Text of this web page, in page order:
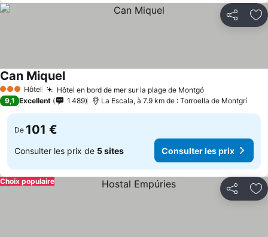
Partager
3 ÉtoilesHôtel Hôtel en bord de mer sur la plage de Montgó
Can Miquel
9,1 Excellent 1 489 La Escala, à 7.9 km de : Torroella de Montgrí
De 101 €
Consulter les prix de 5 sites Consulter les prix
Partager
Choix populaire